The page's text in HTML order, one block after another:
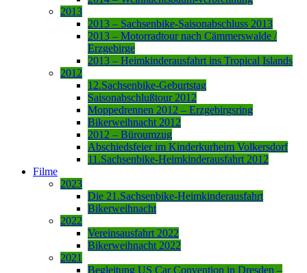
2013
2013 – Sachsenbike-Saisonabschluss 2013
2013 – Motorradtour nach Cämmerswalde /
Erzgebirge
2013 – Heimkinderausfahrt ins Tropical Islands
2012
12.Sachsenbike-Geburtstag
Saisonabschlußtour 2012
Moppedrennen 2012 – Erzgebirgsring
Bikerweihnacht 2012
2012 – Büroumzug
Abschiedsfeier im Kinderkurheim Volkersdorf
11.Sachsenbike-Heimkinderausfahrt 2012
Filme
2023
Die 21.Sachsenbike-Heimkinderausfahrt
Bikerweihnacht
2022
Vereinsausfahrt 2022
Bikerweihnacht 2022
2021
Begleitung US Car Convention in Dresden –